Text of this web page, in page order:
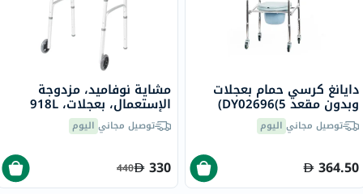
دايانغ كرسي حمام بعجلات
وبدون مقعد DY02696(5)
توصيل مجاني اليوم
364.50
مشاية نوفاميد، مزدوجة
الإستعمال، بعجلات، 918L
توصيل مجاني اليوم
330
440